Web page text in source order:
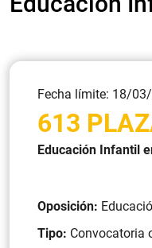
Fecha límite: 18/
613
Educación Infantil
Oposición:
Tipo: Convocatoria